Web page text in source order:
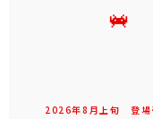
2026年8 月 上旬 登場